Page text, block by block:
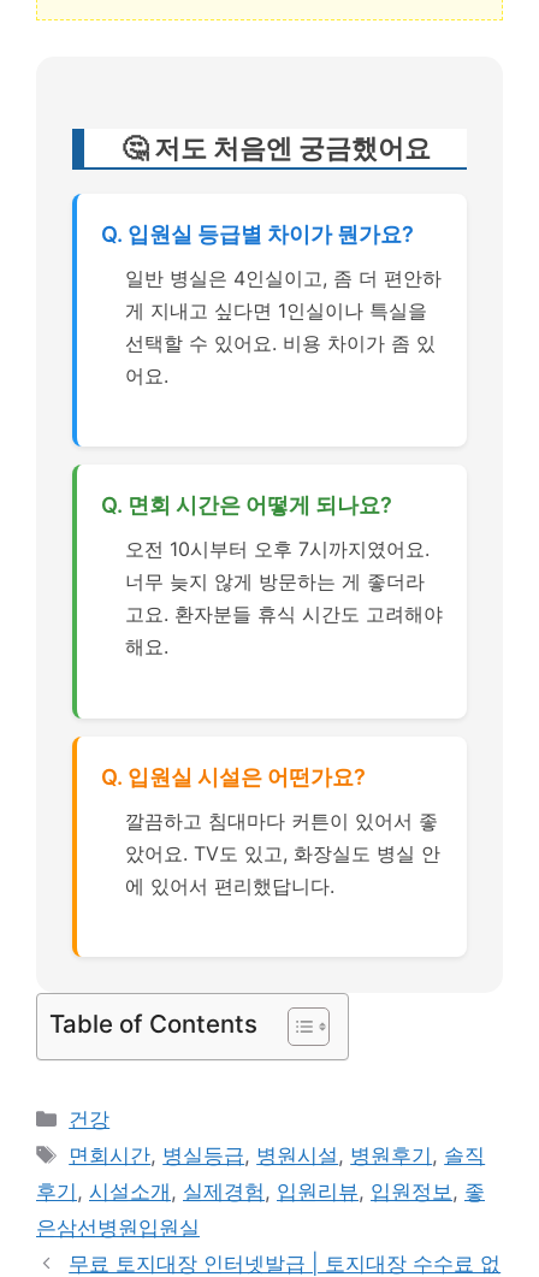
🤔 저도 처음엔 궁금했어요
Q. 입원실 등급별 차이가 뭔가요?
일반 병실은 4인실이고, 좀 더 편안하
게 지내고 싶다면 1인실이나 특실을
선택할 수 있어요. 비용 차이가 좀 있
어요.
Q. 면회 시간은 어떻게 되나요?
오전 10시부터 오후 7시까지였어요.
너무 늦지 않게 방문하는 게 좋더라
고요. 환자분들 휴식 시간도 고려해야
해요.
Q. 입원실 시설은 어떤가요?
깔끔하고 침대마다 커튼이 있어서 좋
았어요. TV도 있고, 화장실도 병실 안
에 있어서 편리했답니다.
Table of Contents
카
테
리
건강
태
그
면회시간, 병실등급, 병원시설 , 병원후기 , 솔직
후기 , 시설소개 , 실제경험, 입원리뷰, 입원정보, 좋
은삼선병원입원실
무료 토지대장 인터넷발급 | 토지대장 수수료 없